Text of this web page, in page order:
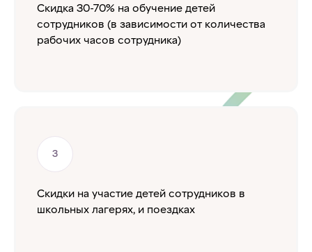
Скидка 30-70% на обучение детей
сотрудников (в зависимости от количества
рабочих часов сотрудника)
Скидки на участие детей сотрудников в
школьных лагерях, и поездках